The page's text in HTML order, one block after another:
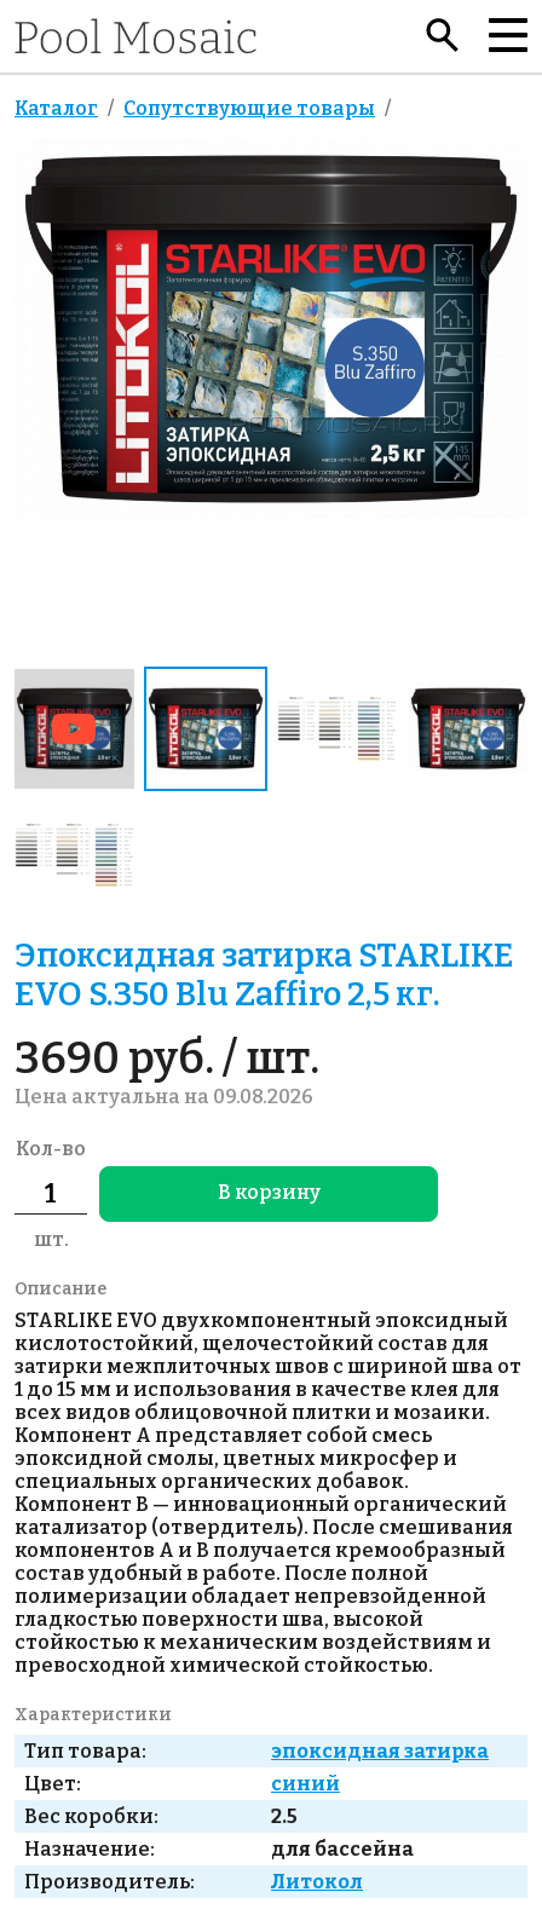
Каталог Сопутствующие товары
Эпоксидная затирка STARLIKE
EVO S.350 Blu Zaffiro 2,5 кг.
3690 руб. / шт.
Цена актуальна на 09.08.2026
Кол-во
шт.
В корзину
Описание
STARLIKE EVO двухкомпонентный эпоксидный
кислотостойкий, щелочестойкий состав для
затирки межплиточных швов с шириной шва от
1 до 15 мм и использования в качестве клея для
всех видов облицовочной плитки и мозаики.
Компонент А представляет собой смесь
эпоксидной смолы, цветных микросфер и
специальных органических добавок.
Компонент В — инновационный органический
катализатор (отвердитель). После смешивания
компонентов А и В получается кремообразный
состав удобный в работе. После полной
полимеризации обладает непревзойденной
гладкостью поверхности шва, высокой
стойкостью к механическим воздействиям и
превосходной химической стойкостью.
Характеристики
Тип товара:
эпоксидная затирка
Цвет:
синий
Вес коробки:
2.5
Назначение:
для бассейна
Производитель:
Литокол